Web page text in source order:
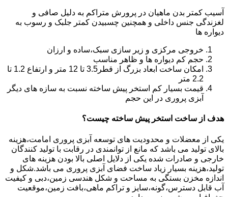
آسیب کمتر بدن ماهیان در پرورش متراکم به دلیل صافی و
لغزندگی جنس داخلی و همچنین چسبیدن کمتر جلبک و رسوب به
دیواره ها
خروجی مرکزی و زیر سازی سبک،ساده و ارزان
حجم کم دیواره ها و ظاهر مناسب
امکان ساخت ابعاد بزرگ از قطر3.5 تا 12 متر و ارتفاع 1.2 تا
2.2 متر
قیمت بسیار کم استخر پیش ساخته نسبت به سازه های دیگر
آبزی پروری در این حجم
هدف از ساخت استخر پیش ساخته چیست؟
یکی از معضلات و محدودیت های توسعه آبزی پروری امامت،هزینه
بالای تولید می باشد که مانع از توانمندی در رقابت با تولید کنندگان
خارجی و صادرات شده یکی از دلایل اصلی بالا بودن هزینه های
تولید،هزینه بسیار زیاد ساخت فضای آبزی پروری می باشد.شکل و
اندازه مخزن بستگی به مساحت و شکل هندسی زمین،دبی و کیفیت
آب قابل دسترس،گونه،سایز و تراکم ماهی،بافت زمین،موقعیت